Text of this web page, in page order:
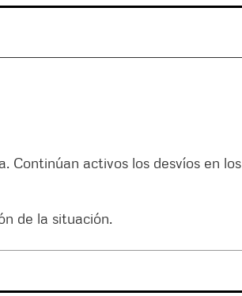
Continúan activos los desvíos en los
de la situación.